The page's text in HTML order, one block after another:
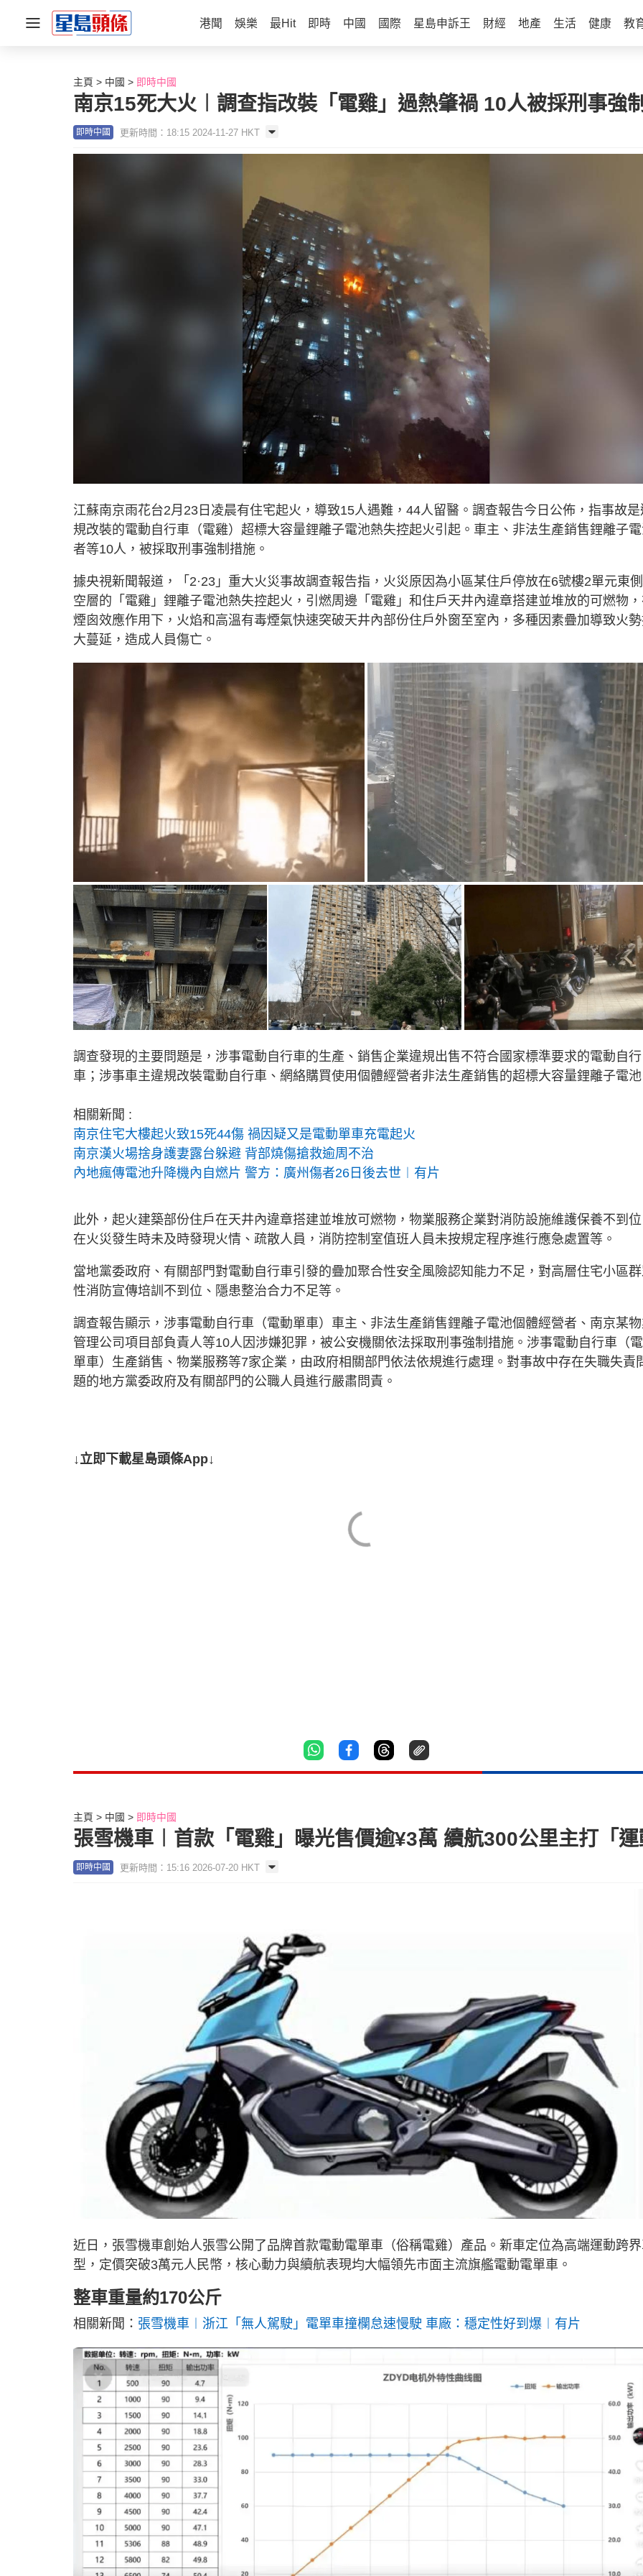
港聞 娛樂 最Hit 即時 中國 國際 星島申訴王 財經 地產 生活 健康 教
主頁 中國 即時中國
南京15死大火︱調查指改裝「電雞」過熱肇禍 10人被採刑事強
即時中國 更新時間：18:15 2024-11-27 HKT
江蘇南京雨花台2月23日凌晨有住宅起火，導致15人遇難，44人留醫。調查報告今日公佈，指事故是
規改裝的電動自行車（電雞）超標大容量鋰離子電池熱失控起火引起。車主、非法生產銷售鋰離子
者等10人，被採取刑事強制措施。
據央視新聞報道，「2·23」重大火災事故調查報告指，火災原因為小區某住戶停放在6號樓2單元東
空層的「電雞」鋰離子電池熱失控起火，引燃周邊「電雞」和住戶天井內違章搭建並堆放的可燃物
煙囪效應作用下，火焰和高溫有毒煙氣快速突破天井內部份住戶外窗至室內，多種因素疊加導致火
大蔓延，造成人員傷亡。
調查發現的主要問題是，涉事電動自行車的生產、銷售企業違規出售不符合國家標準要求的電動自行
車；涉事車主違規改裝電動自行車、網絡購買使用個體經營者非法生產銷售的超標大容量鋰離子電池
相關新聞 :
南京住宅大樓起火致15死44傷 禍因疑又是電動單車充電起火
南京漢火場捨身護妻露台躲避 背部燒傷搶救逾周不治
內地瘋傳電池升降機內自燃片 警方：廣州傷者26日後去世︱有片
此外，起火建築部份住戶在天井內違章搭建並堆放可燃物，物業服務企業對消防設施維護保養不到位
在火災發生時未及時發現火情、疏散人員，消防控制室值班人員未按規定程序進行應急處置等。
當地黨委政府、有關部門對電動自行車引發的疊加聚合性安全風險認知能力不足，對高層住宅小區
性消防宣傳培訓不到位、隱患整治合力不足等。
調查報告顯示，涉事電動自行車（電動單車）車主、非法生產銷售鋰離子電池個體經營者、南京某
管理公司項目部負責人等10人因涉嫌犯罪，被公安機關依法採取刑事強制措施。涉事電動自行車（
單車）生產銷售、物業服務等7家企業，由政府相關部門依法依規進行處理。對事故中存在失職失責
題的地方黨委政府及有關部門的公職人員進行嚴肅問責。
↓立即下載星島頭條App↓
主頁 中國 即時中國
張雪機車︱首款「電雞」曝光售價逾¥3萬 續航300公里主打「運
即時中國 更新時間：15:16 2026-07-20 HKT
近日，張雪機車創始人張雪公開了品牌首款電動電單車（俗稱電雞）產品。新車定位為高端運動跨
型，定價突破3萬元人民幣，核心動力與續航表現均大幅領先市面主流旗艦電動電單車。
整車重量約170公斤
相關新聞： 張雪機車︱浙江「無人駕駛」電單車撞欄怠速慢駛 車廠：穩定性好到爆︱有片